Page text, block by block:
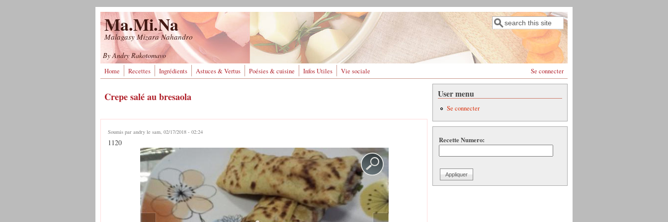
Ma.Mi.Na
Malagasy Mizara Nahandro
Formulaire de recherche
Rechercher
By Andry Rakotomavo
Home Recettes Ingrédients Astuces & Vertus Poésies & cuisine Infos Utiles Vie sociale Se connecter
Crepe salé au bresaola
Soumis par andry le sam, 02/17/2018 - 02:24
1120
User menu
Se connecter
Recette Numero: